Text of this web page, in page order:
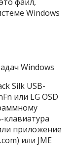
Windows
Windows
Silk USB-
или LG OSD
клавиатура
приложение
или JME